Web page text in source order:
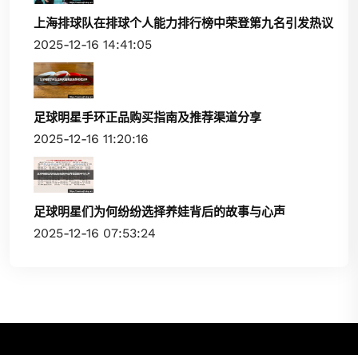
上海排球队在排球个人能力排行榜中荣登第九名引发热议
2025-12-16 14:41:05
足球明星手环正品购买指南及推荐渠道分享
2025-12-16 11:20:16
足球明星们为何纷纷选择养娃背后的故事与心声
2025-12-16 07:53:24